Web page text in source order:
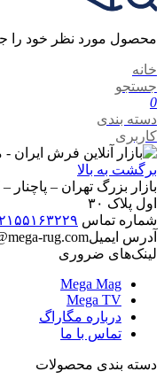
محصول مورد نظر خود را
خانه
جستجو
0
دسته بندی
کاربری
برگشت به بالا
بازار بزرگ تهران –
اول پلاک ۳۰
شماره تماس
آدرس ایمیلrug.com
لینک‌های ضروری
Mega Mag
Mega TV
درباره مگاراگ
تماس با ما
دسته بندی محصولات